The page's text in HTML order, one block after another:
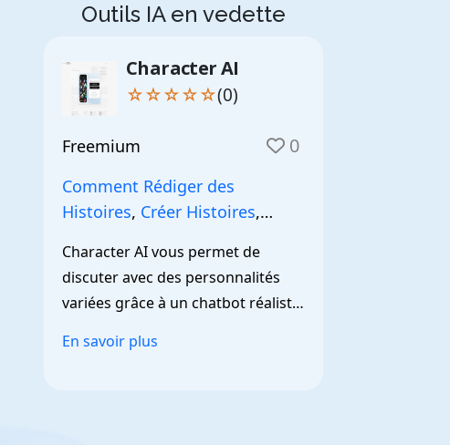
Outils IA en vedette
Character AI
☆☆☆☆☆(0)
Freemium 0
Comment Rédiger des
Histoires, Créer Histoires,
Character AI vous permet de
discuter avec des personnalités
variées grâce à un chatbot réaliste
En savoir plus